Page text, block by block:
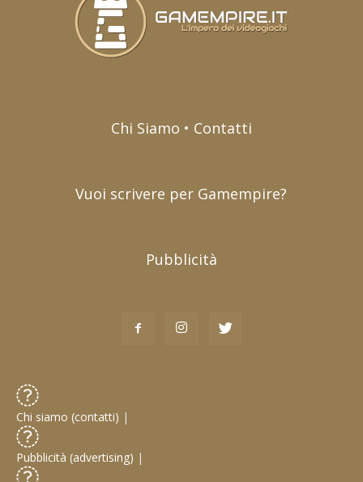
Chi Siamo • Contatti
Vuoi scrivere per Gamempire?
Pubblicità
Chi siamo (contatti) |
Pubblicità (advertising) |